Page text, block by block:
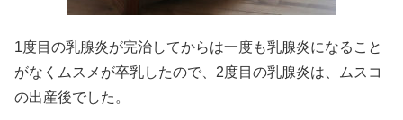
1度目の乳腺炎が完治してからは一度も乳腺炎になること
がなくムスメが卒乳したので、2度目の乳腺炎は、ムスコ
の出産後でした。